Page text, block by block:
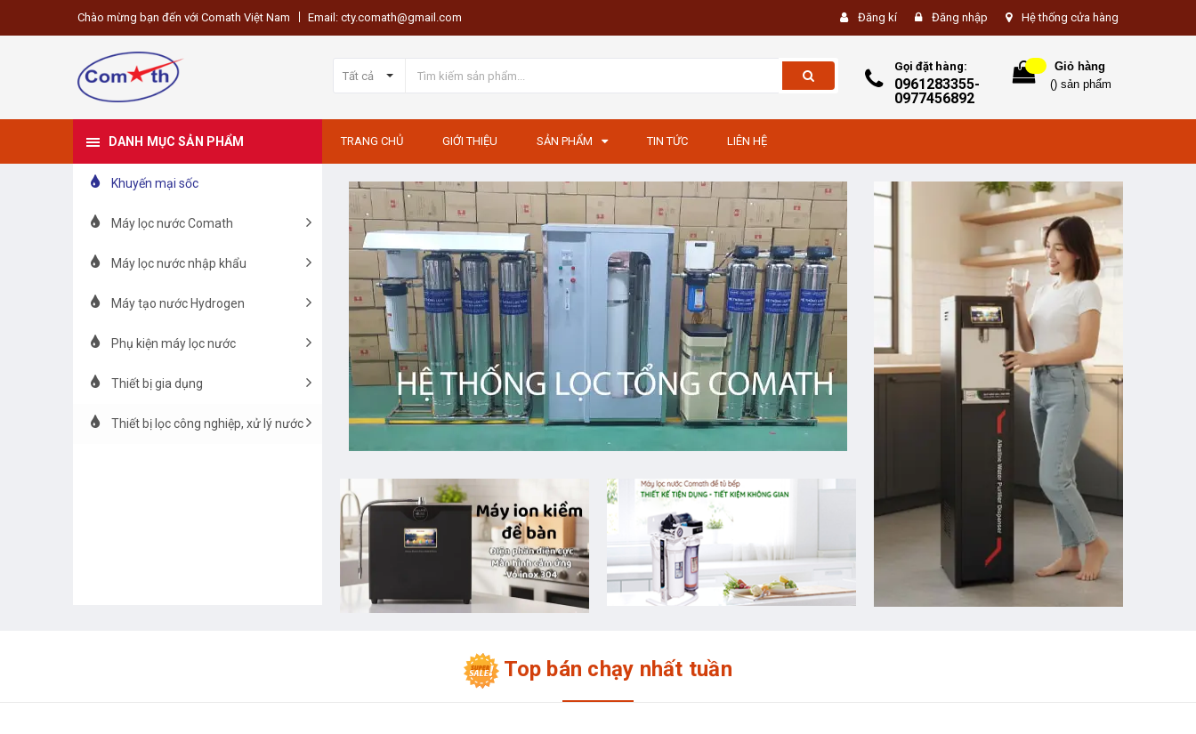
Chào mừng bạn đến với Comath Việt Nam Email: cty.comath@gmail.com Đăng kí Đăng nhập Hệ thống cửa hàng
Tất cả
Gọi đặt hàng:
0961283355-
0977456892
Giỏ hàng
() sản phẩm
DANH MỤC SẢN PHẨM
Khuyến mại sốc
Máy lọc nước Comath
Máy lọc nước nhập khẩu
Máy tạo nước Hydrogen
Phụ kiện máy lọc nước
Thiết bị gia dụng
Thiết bị lọc công nghiệp, xử lý nước
TRANG CHỦ GIỚI THIỆU SẢN PHẨM TIN TỨC LIÊN HỆ
Top bán chạy nhất tuần